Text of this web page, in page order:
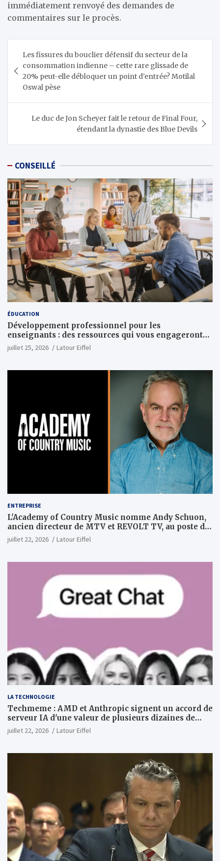
immédiatement renvoyé des demandes de
commentaires sur le procès.
l’article
Les fissures du bouclier défensif du secteur de la
consommation indienne – cette rare glissade de
20% peut-elle débloquer un point d’entrée? Motilal
Oswal pèse
Le duc de Jon Scheyer fait le retour de Final Four,
étendant la dynastie des Blue Devils
CONSEILLÉ
ÉDUCATION
Développement professionnel pour les
enseignants : des ressources qui vous engageront
vraiment
juillet 25, 2026 Latour Eiffel
ENTREPRISE
L'Academy of Country Music nomme Andy Schuon,
ancien directeur de MTV et REVOLT TV, au poste de
PDG
juillet 22, 2026 Latour Eiffel
LA TECHNOLOGIE
Techmeme : AMD et Anthropic signent un accord de
serveur IA d'une valeur de plusieurs dizaines de
milliards ; Anthropic achètera jusqu'à 2 GW de puces
MI450 à partir du premier semestre 2027 et AMD
(Wall Street Journal)
juillet 22, 2026 Latour Eiffel